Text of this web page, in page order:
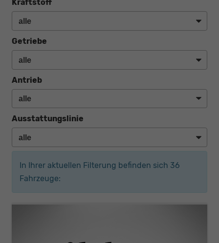
Kraftstoff
Getriebe
Antrieb
Ausstattungslinie
In Ihrer aktuellen Filterung befinden sich 36
Fahrzeuge: